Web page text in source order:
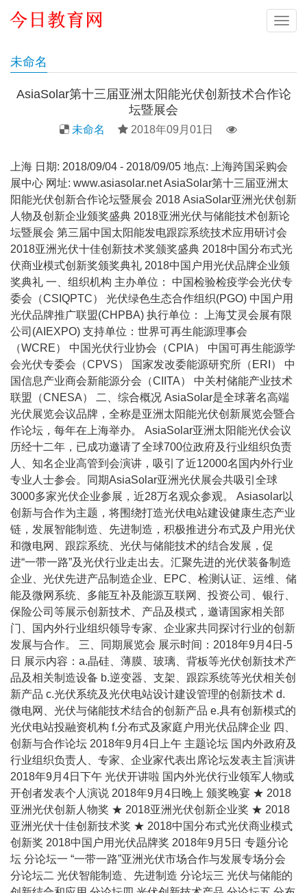
导
未命名
AsiaSolar第十三届亚洲太阳能光伏创新技术合作论
坛暨展会
未命名 2018年09月01日
上海 日期: 2018/09/04 - 2018/09/05 地点: 上海跨国采购会
展中心 网址: www.asiasolar.net AsiaSolar第十三届亚洲太
阳能光伏创新合作论坛暨展会 2018 AsiaSolar亚洲光伏创新
人物及创新企业颁奖盛典 2018亚洲光伏与储能技术创新论
坛暨展会 第三届中国太阳能发电跟踪系统技术应用研讨会
2018亚洲光伏十佳创新技术奖颁奖盛典 2018中国分布式光
伏商业模式创新奖颁奖典礼 2018中国户用光伏品牌企业颁
奖典礼 一、组织机构 主办单位： 中国检验检疫学会光伏专
委会（CSIQPTC） 光伏绿色生态合作组织(PGO) 中国户用
光伏品牌推广联盟(CHPBA) 执行单位： 上海艾灵会展有限
公司(AIEXPO) 支持单位：世界可再生能源理事会
（WCRE） 中国光伏行业协会（CPIA） 中国可再生能源学
会光伏专委会（CPVS） 国家发改委能源研究所（ERI） 中
国信息产业商会新能源分会（CIITA） 中关村储能产业技术
联盟（CNESA） 二、综合概况 AsiaSolar是全球著名高端
光伏展览会议品牌，全称是亚洲太阳能光伏创新展览会暨合
作论坛，每年在上海举办。 AsiaSolar亚洲太阳能光伏会议
历经十二年，已成功邀请了全球700位政府及行业组织负责
人、知名企业高管到会演讲，吸引了近12000名国内外行业
专业人士参会。同期AsiaSolar亚洲光伏展会共吸引全球
3000多家光伏企业参展，近28万名观众参观。 Asiasolar以
创新与合作为主题，将围绕打造光伏电站建设健康生态产业
链，发展智能制造、先进制造，积极推进分布式及户用光伏
和微电网、跟踪系统、光伏与储能技术的结合发展，促
进“一带一路”及光伏行业走出去。汇聚先进的光伏装备制造
企业、光伏先进产品制造企业、EPC、检测认证、运维、储
能及微网系统、多能互补及能源互联网、投资公司、银行、
保险公司等展示创新技术、产品及模式，邀请国家相关部
门、国内外行业组织领导专家、企业家共同探讨行业的创新
发展与合作。 三、同期展览会 展示时间：2018年9月4日-5
日 展示内容：a.晶硅、薄膜、玻璃、背板等光伏创新技术产
品及相关制造设备 b.逆变器、支架、跟踪系统等光伏相关创
新产品 c.光伏系统及光伏电站设计建设管理的创新技术 d.
微电网、光伏与储能技术结合的创新产品 e.具有创新模式的
光伏电站投融资机构 f.分布式及家庭户用光伏品牌企业 四、
创新与合作论坛 2018年9月4日上午 主题论坛 国内外政府及
行业组织负责人、专家、企业家代表出席论坛发表主旨演讲
2018年9月4日下午 光伏开讲啦 国内外光伏行业领军人物或
开创者发表个人演说 2018年9月4日晚上 颁奖晚宴 ★ 2018
亚洲光伏创新人物奖 ★ 2018亚洲光伏创新企业奖 ★ 2018
亚洲光伏十佳创新技术奖 ★ 2018中国分布式光伏商业模式
创新奖 2018中国户用光伏品牌奖 2018年9月5日 专题分论
坛 分论坛一 “一带一路”亚洲光伏市场合作与发展专场分会
分论坛二 光伏智能制造、先进制造 分论坛三 光伏与储能的